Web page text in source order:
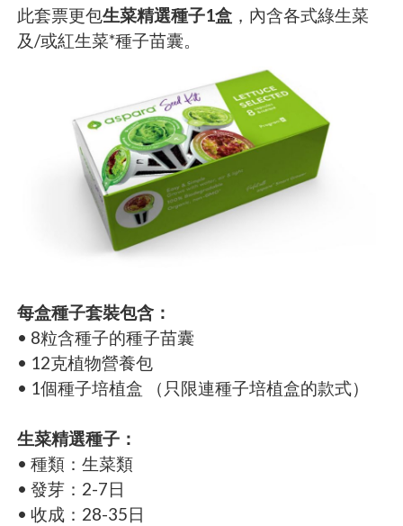
此套票更包生菜精選種子1盒 ，內含各式綠生菜
及/或紅生菜*種子苗囊。
每盒種子套裝包含：
• 8粒含種子的種子苗囊
• 12克植物營養包
• 1個種子培植盒 （只限連種子培植盒的款式）
生菜精選種子：
• 種類：生菜類
• 發芽：2-7日
• 收成：28-35日